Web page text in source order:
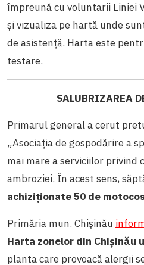
împreună cu voluntarii Liniei
și vizualiza pe hartă unde
de asistență. Harta este
testare.
SALUBRIZAREA
Primarul general a cerut
„Asociația de gospodărire a
mai mare a serviciilor privind
ambroziei. În acest sens,
achiziționate 50 de
Primăria mun. Chișinău
Harta zonelor din Chișinău
planta care provoacă alergii